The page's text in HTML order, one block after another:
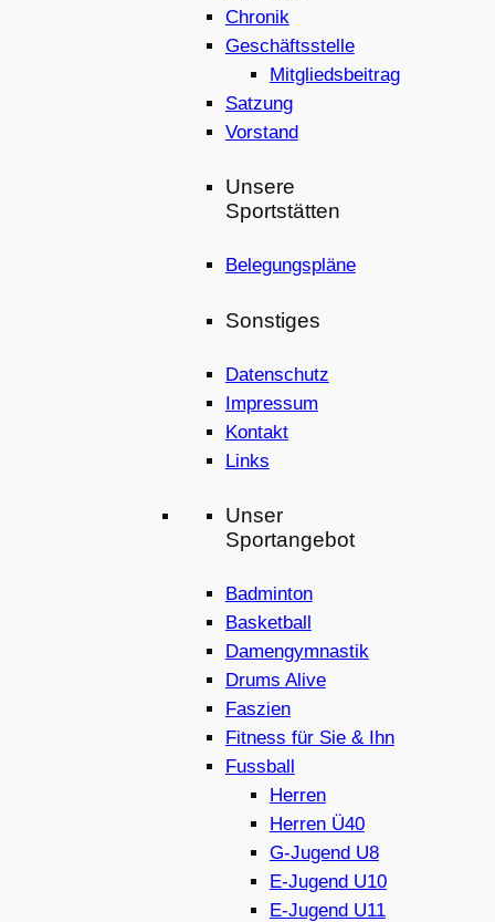
Chronik
Geschäftsstelle
Mitgliedsbeitrag
Satzung
Vorstand
Unsere
Sportstätten
Belegungspläne
Sonstiges
Datenschutz
Impressum
Kontakt
Links
Unser
Sportangebot
Badminton
Basketball
Damengymnastik
Drums Alive
Faszien
Fitness für Sie & Ihn
Fussball
Herren
Herren Ü40
G-Jugend U8
E-Jugend U10
E-Jugend U11